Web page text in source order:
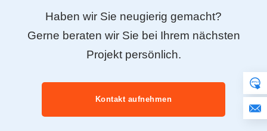
Haben wir Sie neugierig gemacht?
Gerne beraten wir Sie bei Ihrem nächsten
Projekt persönlich.
Kontakt aufnehmen